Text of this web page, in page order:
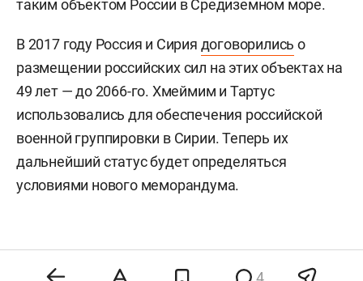
таким объектом России в Средиземном море.
В 2017 году Россия и Сирия договорились о
размещении российских сил на этих объектах на
49 лет — до 2066-го. Хмеймим и Тартус
использовались для обеспечения российской
военной группировки в Сирии. Теперь их
дальнейший статус будет определяться
условиями нового меморандума.
4